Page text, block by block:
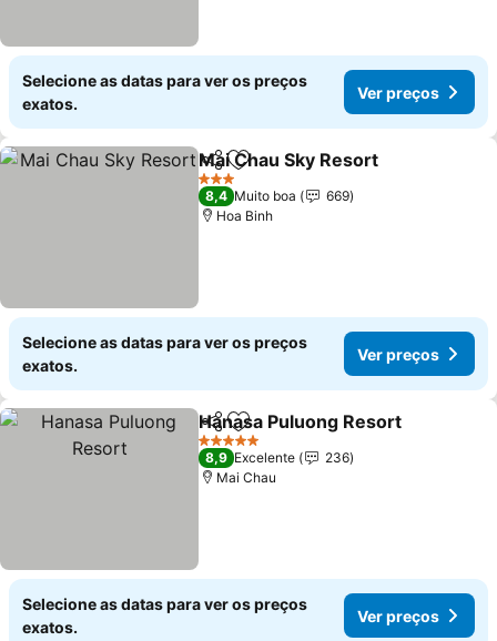
Selecione as datas para ver os preços
exatos.
Ver preços
PartilharAdicionar aos favoritos
Mai Chau Sky Resort
3 Estrelas
8,4 Muito boa
669
Hoa Binh
Selecione as datas para ver os preços
exatos.
Ver preços
PartilharAdicionar aos favoritos
Hanasa Puluong Resort
5 Estrelas
8,9 Excelente
236
Mai Chau
Selecione as datas para ver os preços
exatos.
Ver preços